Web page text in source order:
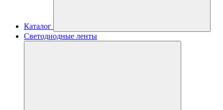
Каталог
Светодиодные ленты